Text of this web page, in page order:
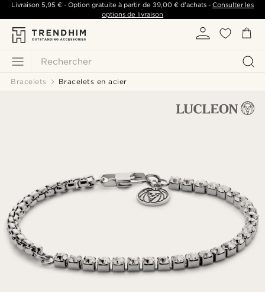
Rechercher
Livraison 5,95 €- Option gratuite à partir de 39,00 €d'achats -Consulter les
options de livraison
Bracelets Bracelets en acier